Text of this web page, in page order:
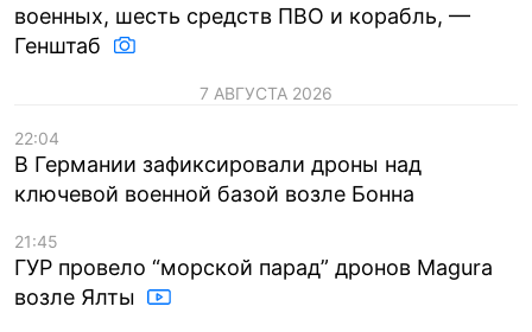
военных, шесть средств ПВО и корабль, —
Генштаб
7 АВГУСТА 2026
22:04
В Германии зафиксировали дроны над
ключевой военной базой возле Бонна
21:45
ГУР провело “морской парад” дронов Magura
возле Ялты